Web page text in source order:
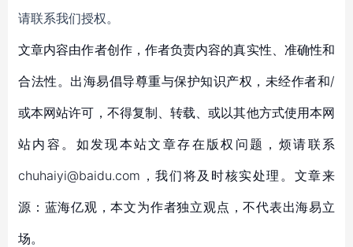
请联系我们授权。
文章内容由作者创作，作者负责内容的真实性、准确性和
合法性。出海易倡导尊重与保护知识产权，未经作者和/
或本网站许可，不得复制、转载、或以其他方式使用本网
站内容。如发现本站文章存在版权问题，烦请联系
chuhaiyi@baidu.com，我们将及时核实处理。文章来
源：蓝海亿观，本文为作者独立观点，不代表出海易立
场。